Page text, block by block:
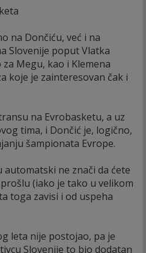
na Dončiću, već i na
Slovenije poput Vlatka
Megu, kao i Klemena
koje je zainteresovan čak i
na Evrobasketu, a uz
tima, i Dončić je, logično,
šampionata Evrope.
ne znači da ćete
(iako je tako u velikom
toga zavisi i od uspeha
leta nije postojao, pa je
Slovenije to bio dodatan